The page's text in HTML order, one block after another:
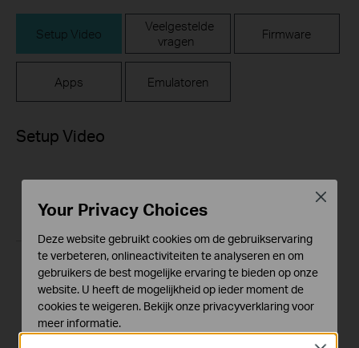
Setup Video
Veelgestelde
vragen
Firmware
Apps Emulatoren
Setup Video
How to Set Up TP-
Link Wi-Fi Router
(Archer AX90, etc.)
Your Privacy Choices
Deze website gebruikt cookies om de gebruikservaring
te verbeteren, onlineactiviteiten te analyseren en om
gebruikers de best mogelijke ervaring te bieden op onze
website. U heeft de mogelijkheid op ieder moment de
cookies te weigeren. Bekijk onze privacyverklaringvoor
meer informatie.
Close